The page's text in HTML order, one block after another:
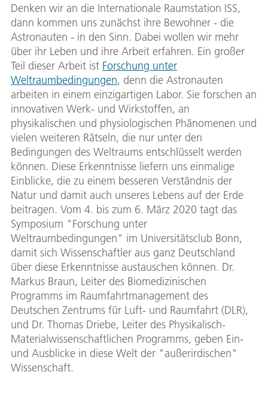
Denken wir an die Internationale Raumstation ISS,
dann kommen uns zunächst ihre Bewohner - die
Astronauten - in den Sinn. Dabei wollen wir mehr
über ihr Leben und ihre Arbeit erfahren. Ein großer
Teil dieser Arbeit ist Forschung unter
Weltraumbedingungen, denn die Astronauten
arbeiten in einem einzigartigen Labor. Sie forschen an
innovativen Werk- und Wirkstoffen, an
physikalischen und physiologischen Phänomenen und
vielen weiteren Rätseln, die nur unter den
Bedingungen des Weltraums entschlüsselt werden
können. Diese Erkenntnisse liefern uns einmalige
Einblicke, die zu einem besseren Verständnis der
Natur und damit auch unseres Lebens auf der Erde
beitragen. Vom 4. bis zum 6. März 2020 tagt das
Symposium "Forschung unter
Weltraumbedingungen" im Universitätsclub Bonn,
damit sich Wissenschaftler aus ganz Deutschland
über diese Erkenntnisse austauschen können. Dr.
Markus Braun, Leiter des Biomedizinischen
Programms im Raumfahrtmanagement des
Deutschen Zentrums für Luft- und Raumfahrt (DLR),
und Dr. Thomas Driebe, Leiter des Physikalisch-
Materialwissenschaftlichen Programms, geben Ein-
und Ausblicke in diese Welt der "außerirdischen"
Wissenschaft.